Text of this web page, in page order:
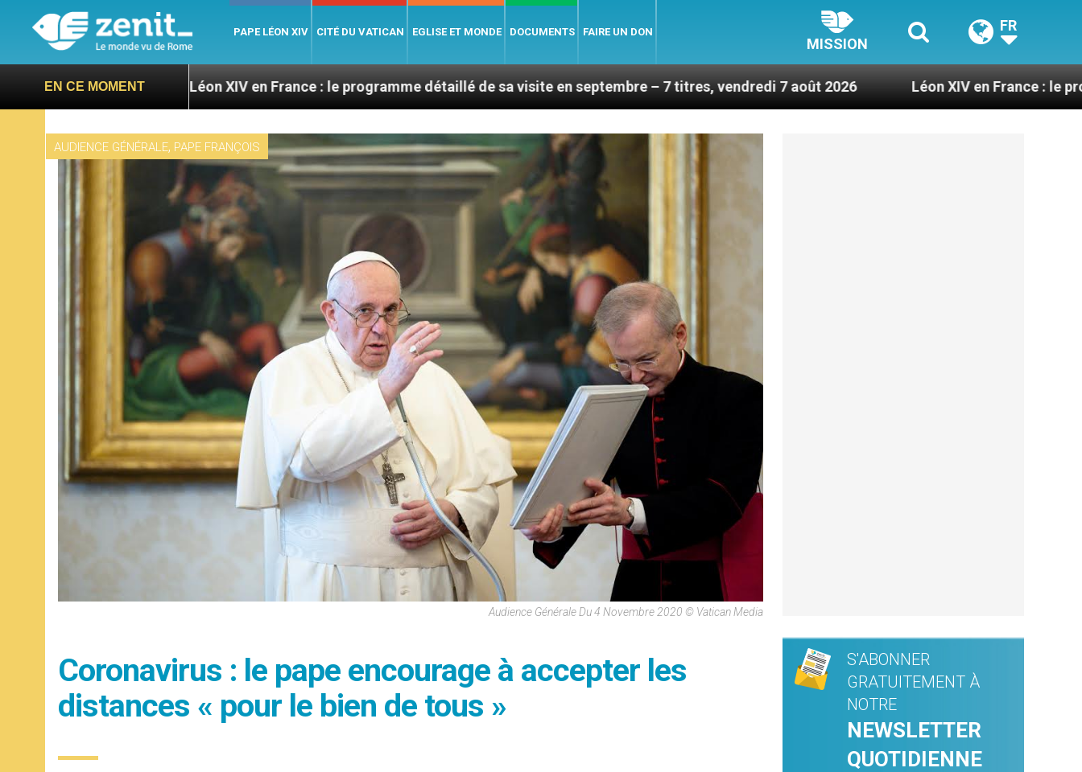
PAPE LÉON XIV CITÉ DU VATICAN EGLISE ET MONDE DOCUMENTS FAIRE UN DON
MISSION
FR
EN CE MOMENT
Léon XIV en France : le programme détaillé de sa visite en septembre – 7 titres, vendredi 7 août 2026 Léon XIV en France : le programme
AUDIENCE GÉNÉRALE, PAPE FRANÇOIS
Audience Générale Du 4 Novembre 2020 © Vatican Media
Coronavirus : le pape encourage à accepter les
distances « pour le bien de tous »
S'ABONNER
GRATUITEMENT À
NOTRE
NEWSLETTER
QUOTIDIENNE